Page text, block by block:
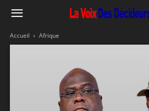
Accueil Afrique